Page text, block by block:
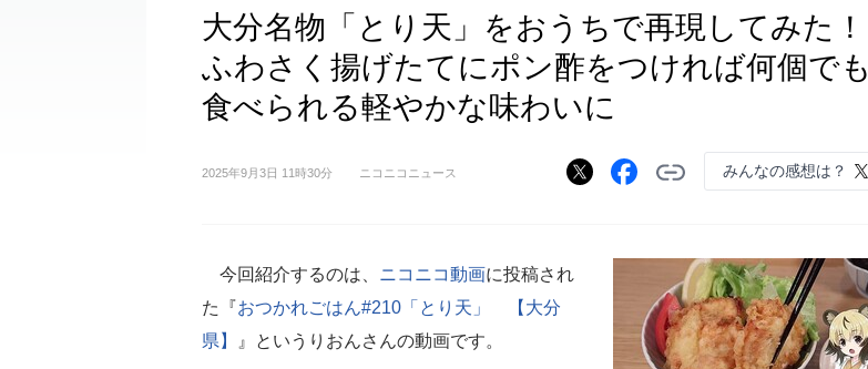
大分名物「とり天」をおうちで再現してみた！
ふわさく揚げたてにポン酢をつければ何個でも
食べられる軽やかな味わいに
2025年9月3日 11時30分 ニコニコニュース みんなの感想は？
今回紹介するのは、 ニコニコ動画に投稿され
た『おつかれごはん#210「とり天」 【大分
県】
』というりおんさんの動画です。